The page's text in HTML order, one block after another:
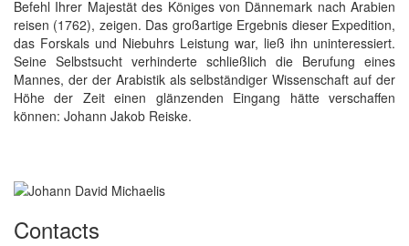
Befehl Ihrer Majestät des Königes von Dännemark nach Arabien
reisen (1762), zeigen. Das großartige Ergebnis dieser Expedition,
das Forskals und Niebuhrs Leistung war, ließ ihn uninteressiert.
Seine Selbstsucht verhinderte schließlich die Berufung eines
Mannes, der der Arabistik als selbständiger Wissenschaft auf der
Höhe der Zeit einen glänzenden Eingang hätte verschaffen
können: Johann Jakob Reiske.
Contacts